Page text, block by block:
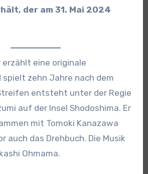
der am 31. Mai 2024
erzählt eine originale
spielt zehn Jahre nach dem
entsteht unter der Regie
auf der Insel Shodoshima. Er
mit Tomoki Kanazawa
auch das Drehbuch. Die Musik
Ohmama.